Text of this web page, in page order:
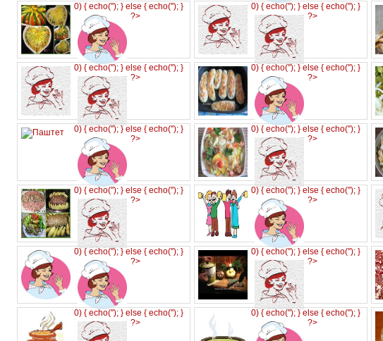
0) { echo(''); } else { echo(''); }
?>
0) { echo(''); } else { echo(''); }
?>
0) { echo(''); } else { echo(''); }
?>
0) { echo(''); } else { echo(''); }
?>
0) { echo(''); } else { echo(''); }
?>
0) { echo(''); } else { echo(''); }
?>
0) { echo(''); } else { echo(''); }
?>
0) { echo(''); } else { echo(''); }
?>
0) { echo(''); } else { echo(''); }
?>
0) { echo(''); } else { echo(''); }
?>
0) { echo(''); } else { echo(''); }
?>
0) { echo(''); } else { echo(''); }
?>